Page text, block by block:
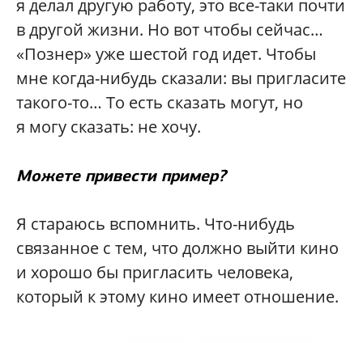
я делал другую работу, это все-таки почти
в другой жизни. Но вот чтобы сейчас…
«Познер» уже шестой год идет. Чтобы
мне когда-нибудь сказали: вы пригласите
такого-то… То есть сказать могут, но
я могу сказать: не хочу.
Можете привести пример?
Я стараюсь вспомнить. Что-нибудь
связанное с тем, что должно выйти кино
и хорошо бы пригласить человека,
который к этому кино имеет отношение.